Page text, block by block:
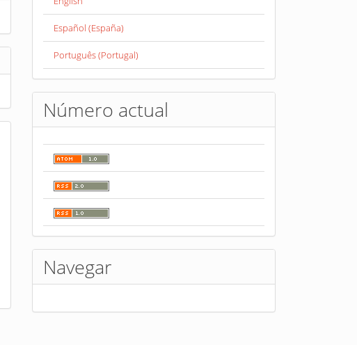
Español (España)
Português (Portugal)
Número actual
Navegar